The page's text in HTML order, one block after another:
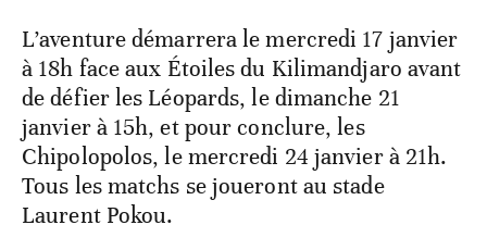
L’aventure démarrera le mercredi 17 janvier
à 18h face aux Étoiles du Kilimandjaro avant
de défier les Léopards, le dimanche 21
janvier à 15h, et pour conclure, les
Chipolopolos, le mercredi 24 janvier à 21h.
Tous les matchs se joueront au stade
Laurent Pokou.